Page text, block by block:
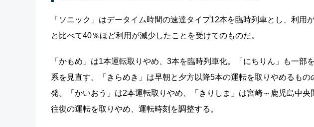
「ソニック」はデータイム時間の速達タイプ12本を臨時列車とし、利用
と比べて40％ほど利用が減少したことを受けてのものだ。
「かもめ」は1本運転取りやめ、3本を臨時列車化。「にちりん」も一部
系を見直す。「きらめき」は早朝と夕方以降5本の運転を取りやめるも
発。「かいおう」は2本運転取りやめ、「きりしま」は宮崎～鹿児島中
往復の運転を取りやめ、運転時刻を調整する。